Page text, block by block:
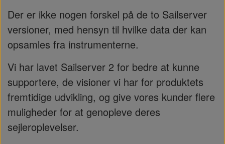
Der er ikke nogen forskel på de to Sailserver
versioner, med hensyn til hvilke data der kan
opsamles fra instrumenterne.
Vi har lavet Sailserver 2 for bedre at kunne
supportere, de visioner vi har for produktets
fremtidige udvikling, og give vores kunder flere
muligheder for at genopleve deres
sejleroplevelser.